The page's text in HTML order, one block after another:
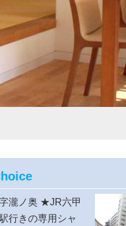
瀧ノ奥 ★JR六甲
行きの専用シャ